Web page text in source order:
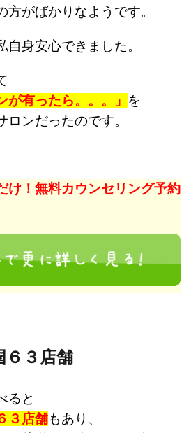
方がばかりなようです。
自身安心できました。
が有ったら。。。」 を
ンだったのです。
け！無料カウンセリング予約
６３店舗
ると
３店舗もあり、